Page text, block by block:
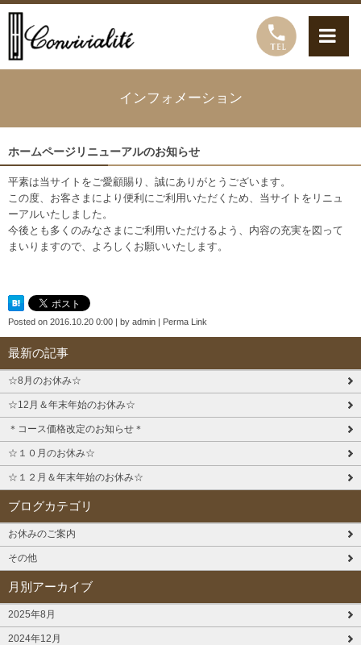
インフォメーション
ホームページリニューアルのお知らせ
平素は当サイトをご愛顧賜り、誠にありがとうございます。
この度、お客さまにより便利にご利用いただくため、当サイトをリニュ
ーアルいたしました。
今後とも多くのみなさまにご利用いただけるよう、内容の充実を図って
まいりますので、よろしくお願いいたします。
Posted on 2016.10.20 0:00 | by admin | Perma Link
最新の記事
☆8月のお休み☆
☆12月＆年末年始のお休み☆
＊コース価格改定のお知らせ＊
☆１０月のお休み☆
☆１２月＆年末年始のお休み☆
ブログカテゴリ
お休みのご案内
その他
月別アーカイブ
2025年8月
2024年12月